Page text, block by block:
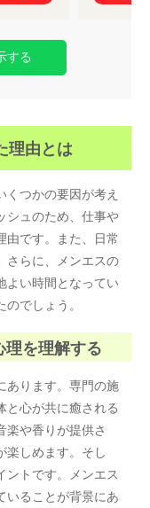
する
理由とは
つかの要因が考え
シュのため、仕事や
由です。また、日常
さらに、メンエスの
よい時間となってい
でしょう。
を理解する
あります。専門の施
と心が共に癒される
楽や香りが提供さ
楽しめます。そし
ントです。メンエス
いることが背景にあ